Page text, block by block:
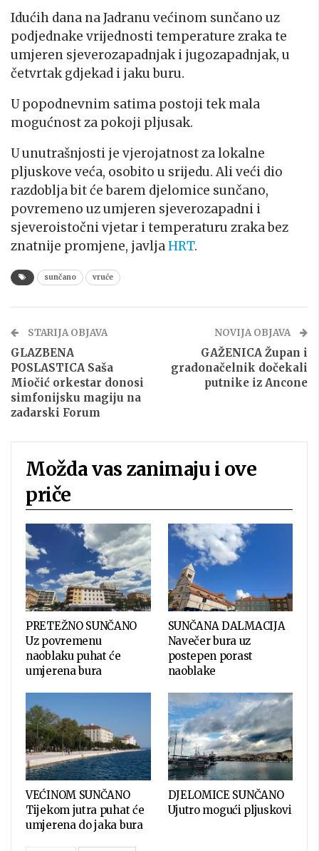
Idućih dana na Jadranu većinom sunčano uz
podjednake vrijednosti temperature zraka te
umjeren sjeverozapadnjak i jugozapadnjak, u
četvrtak gdjekad i jaku buru.
U popodnevnim satima postoji tek mala
mogućnost za pokoji pljusak.
U unutrašnjosti je vjerojatnost za lokalne
pljuskove veća, osobito u srijedu. Ali veći dio
razdoblja bit će barem djelomice sunčano,
povremeno uz umjeren sjeverozapadni i
sjeveroistočni vjetar i temperaturu zraka bez
znatnije promjene, javljaHRT.
sunčano vruće
STARIJA OBJAVA
GLAZBENA
POSLASTICA Saša
Miočić orkestar donosi
simfonijsku magiju na
zadarski Forum
NOVIJA OBJAVA
GAŽENICA Župan i
gradonačelnik dočekali
putnike iz Ancone
Možda vas zanimaju i ove
priče
PRETEŽNO SUNČANO
Uz povremenu
naoblaku puhat će
umjerena bura
SUNČANA DALMACIJA
Navečer bura uz
postepen porast
naoblake
VEĆINOM SUNČANO
Tijekom jutra puhat će
umjerena do jaka bura
DJELOMICE SUNČANO
Ujutro mogući pljuskovi